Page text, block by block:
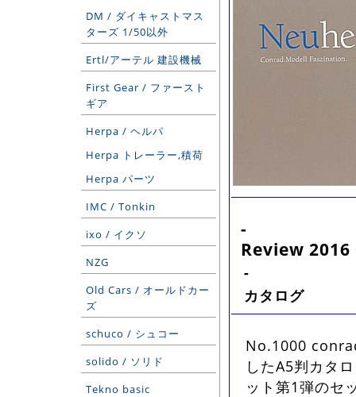
DM / ダイキャストマス
ターズ 1/50以外
Ertl/アーテル 建設機械
First Gear / ファースト
ギア
Herpa / ヘルパ
Herpa トレーラー,積荷
Herpa パーツ
IMC / Tonkin
ixo / イクソ
NZG
Old Cars / オールドカー
ズ
schuco / シュコー
solido / ソリド
Tekno basic
-
Review
-
カタログ
No.1000
したA5判カタ
ット第1弾のセ